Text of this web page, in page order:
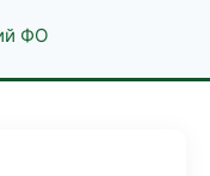
ФО